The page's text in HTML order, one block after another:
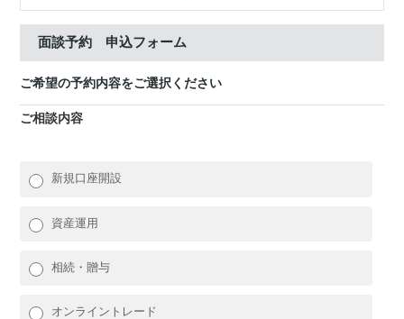
面談予約 申込フォーム
ご希望の予約内容をご選択ください
ご相談内容
新規口座開設
資産運用
相続・贈与
オンライントレード